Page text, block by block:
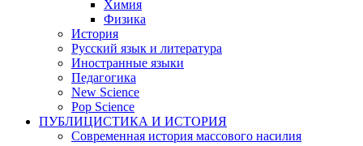
Химия
Физика
История
Русский язык и литература
Иностранные языки
Педагогика
New Science
Pop Science
ПУБЛИЦИСТИКА И ИСТОРИЯ
Современная история массового насилия